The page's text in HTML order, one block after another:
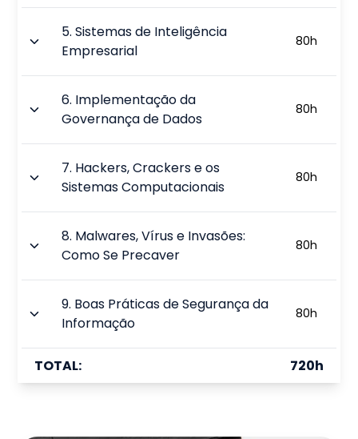
5.Sistemas de Inteligência
Empresarial
80h
6. Implementação da
Governança de Dados
80h
7. Hackers, Crackers e os
Sistemas Computacionais
80h
8. Malwares, Vírus e Invasões:
Como Se Precaver
80h
9. Boas Práticas de Segurança da
Informação
80h
TOTAL: 720h